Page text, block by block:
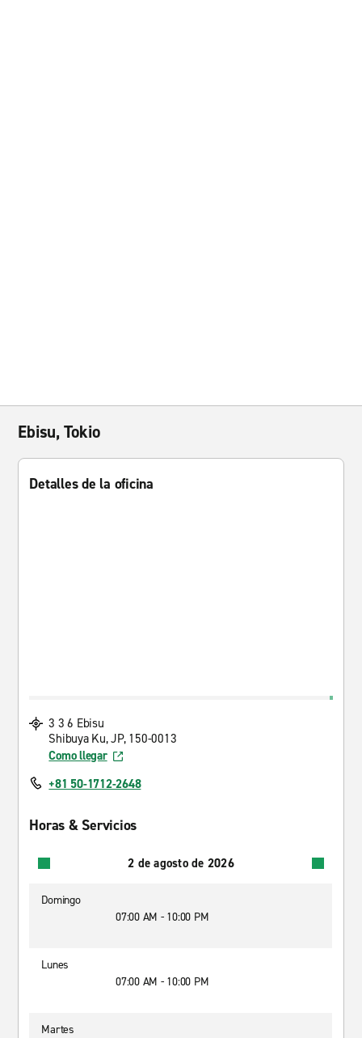
Ebisu, Tokio
Detalles de la oficina
3 3 6 Ebisu
Shibuya Ku, JP, 150-0013
Como llegar
+81 50-1712-2648
Horas & Servicios
2 de agosto de 2026
Domingo
07:00 AM - 10:00 PM
Lunes
07:00 AM - 10:00 PM
Martes